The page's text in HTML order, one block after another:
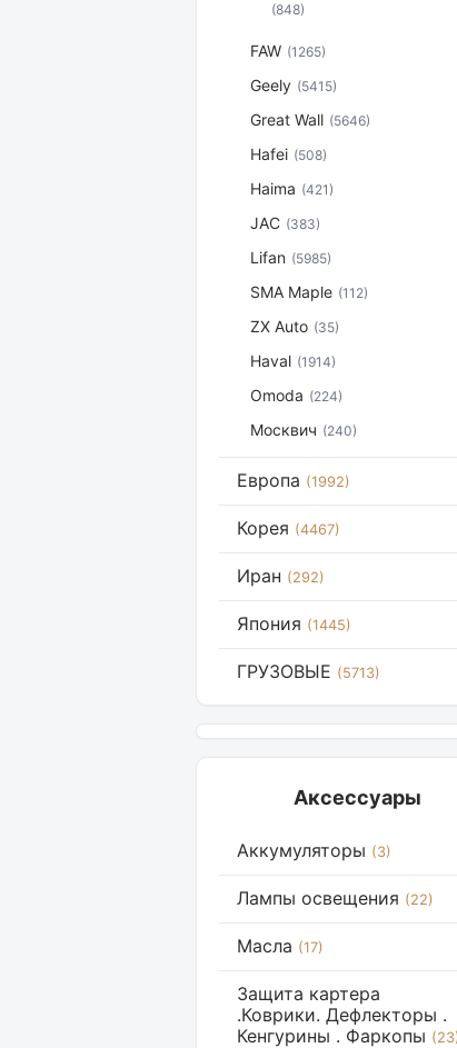
(848)
FAW (1265)
Geely (5415)
Great Wall (5646)
Hafei (508)
Haima (421)
JAC (383)
Lifan (5985)
SMA Maple (112)
ZX Auto (35)
Haval (1914)
Omoda (224)
Москвич (240)
Европа (1992)
Корея (4467)
Иран (292)
Япония (1445)
ГРУЗОВЫЕ (5713)
Аксессуары
Аккумуляторы (3)
Лампы освещения (22)
Масла (17)
Защита картера
.Коврики. Дефлекторы .
Кенгурины . Фаркопы